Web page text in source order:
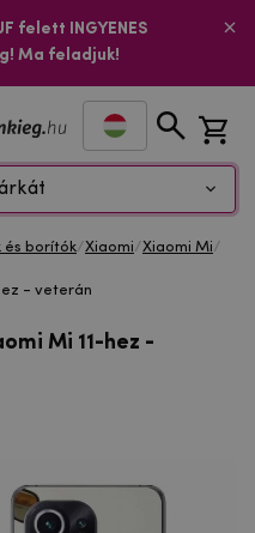
felett INGYENES
Ma feladjuk!
és borítók/Xiaomi/Xiaomi Mi/
- veterán
Mi 11-hez -